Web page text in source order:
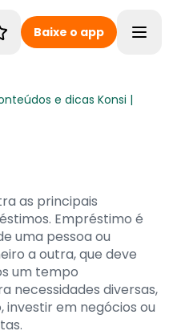
Baixe o app
e dicas Konsi |
as principais
Empréstimo é
uma pessoa ou
a outra, que deve
um tempo
necessidades diversas,
em negócios ou